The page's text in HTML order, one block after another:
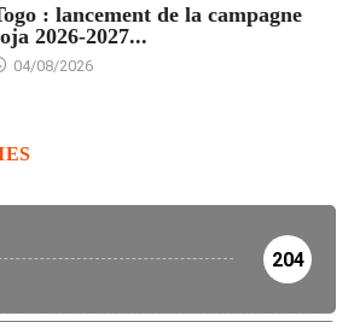
: lancement de la campagne
2026-2027...
04/08/2026
204